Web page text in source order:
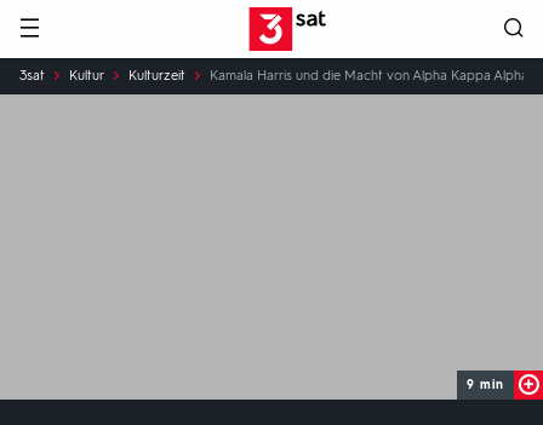
Hauptnavigation 3SAT
Sie
sind
3sat Kultur Kulturzeit Kamala Harris und die Macht von Alpha Kappa Alpha
9 min